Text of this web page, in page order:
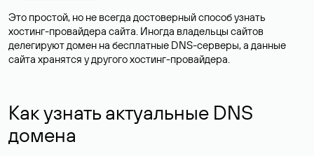
Это простой, но не всегда достоверный способ узнать
хостинг-провайдера сайта. Иногда владельцы сайтов
делегируют домен на бесплатные DNS-серверы, а данные
сайта хранятся у другого хостинг-провайдера.
Как узнать актуальные DNS
домена